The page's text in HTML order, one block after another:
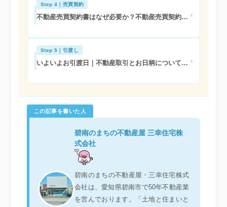
Step 4｜売買契約
不動産売買契約書はなぜ必要か？不動産売買契約を解説 ›
Step 5｜引渡し
いよいよお引渡日｜不動産取引とお日柄について解説 ›
この記事を書いた人
碧南のまちの不動産屋 三幸住宅株
式会社
碧南のまちの不動産屋・三幸住宅株式
会社は、愛知県碧南市で50年不動産業
を営んでおります。「土地と住まいと